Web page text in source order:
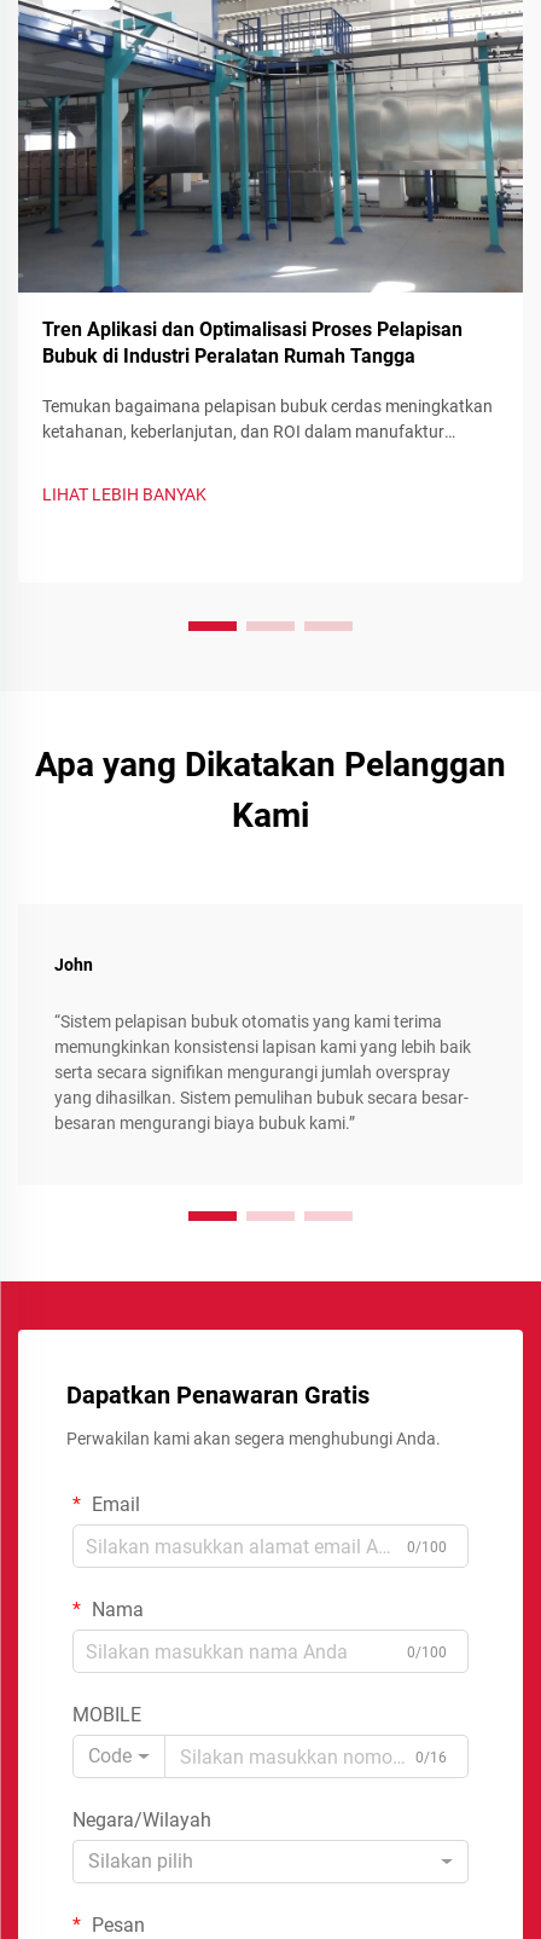
Tren Aplikasi dan Optimalisasi Proses Pelapisan
Bubuk di Industri Peralatan Rumah Tangga
Temukan bagaimana pelapisan bubuk cerdas meningkatkan
ketahanan, keberlanjutan, dan ROI dalam manufaktur
LIHAT LEBIH BANYAK
Apa yang Dikatakan Pelanggan
Kami
John
“Sistem pelapisan bubuk otomatis yang kami terima
memungkinkan konsistensi lapisan kami yang lebih baik
serta secara signifikan mengurangi jumlah overspray
yang dihasilkan. Sistem pemulihan bubuk secara besar-
besaran mengurangi biaya bubuk kami.”
Dapatkan Penawaran Gratis
Perwakilan kami akan segera menghubungi Anda.
Email
0/100
Nama
0/100
MOBILE
Code
0/16
Negara/Wilayah
Silakan pilih
Pesan